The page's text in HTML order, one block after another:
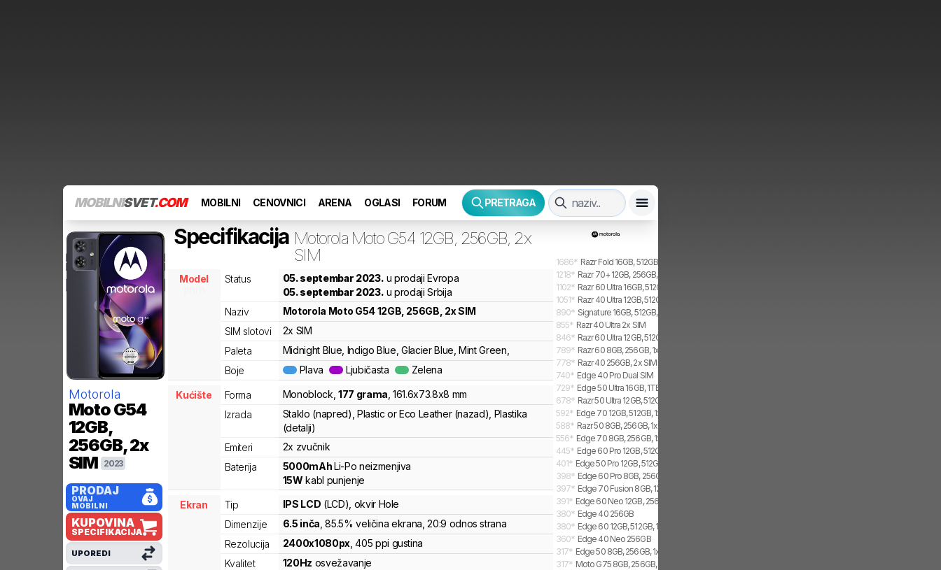
MOBILNISVET.COM MOBILNI CENOVNICI ARENA OGLASI FORUM PRETRAGA
Motorola
Moto G54
12GB,
256GB, 2x
SIM
2023
PRODAJ
OVAJ
MOBILNI
KUPOVINA
SPECIFIKACIJA
UPOREDI
Specifikacija Motorola Moto G54 12GB, 256GB, 2x
SIM
Model
Status 05. septembar 2023. u prodaji Evropa
05. septembar 2023. u prodaji Srbija
Naziv
Motorola Moto G54 12GB, 256GB, 2x SIM
SIM slotovi
2x SIM
Paleta
Midnight Blue, Indigo Blue, Glacier Blue, Mint Green,
Boje
Plava Ljubičasta Zelena
Kućište Forma Monoblock ,177 grama ,161.6x73.8x8 mm
Izrada
Staklo (napred), Plastic or Eco Leather (nazad), Plastika
(detalji)
Emiteri
2x zvučnik
Baterija
5000mAhLi-Po neizmenjiva
15W kabl punjenje
Ekran Tip IPS LCD (LCD) , okvir Hole
Dimenzije
6.5 inča , 85.5% veličina ekrana , 20:9 odnos strana
Rezolucija
2400x1080px ,405 ppi gustina
Kvalitet
120Hz osvežavanje
1686* Razr Fold 16GB, 512GB, 2x SIM, 1x eSIM
1218* Razr 70+ 12GB, 256GB, 1x SIM, 1x eSIM
1102* Razr 60 Ultra 16GB, 512GB, 2x SIM
1051* Razr 40 Ultra 12GB, 512GB
890* Signature 16GB, 512GB, 1x SIM, 1x eSIM
855* Razr 40 Ultra 2x SIM
846* Razr 60 Ultra 12GB, 512GB, 2x SIM
789* Razr 60 8GB, 256GB, 1x SIM, 1x eSIM
778* Razr 40 256GB, 2x SIM
740* Edge 40 Pro Dual SIM
729* Edge 50 Ultra 16GB, 1TB, 1x SIM, 1x eSIM
678* Razr 50 Ultra 12GB, 512GB, 1x SIM, 1x eSIM
592* Edge 70 12GB, 512GB, 1x SIM, 1x eSIM
588* Razr 50 8GB, 256GB, 1x SIM, 1x eSIM
556* Edge 70 8GB, 256GB, 1x SIM, 1x eSIM
445* Edge 60 Pro 12GB, 512GB, 1x SIM, 1x eSIM
401* Edge 50 Pro 12GB, 512GB, 2x SIM
398* Edge 60 Pro 8GB, 256GB, 1x SIM, 1x eSIM
397* Edge 70 Fusion 8GB, 128GB, 1x SIM, 1x eSIM
391* Edge 60 Neo 12GB, 256GB, 1x SIM, 1x eSIM
380* Edge 40 256GB
380* Edge 60 12GB, 512GB, 1x SIM
360* Edge 40 Neo 256GB
317* Edge 50 8GB, 256GB, 1x SIM, 1x eSIM
317* Moto G75 8GB, 256GB, 2x SIM